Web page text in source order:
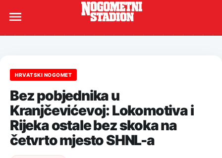
HRVATSKI NOGOMET
Bez pobjednika u
Kranjčevićevoj: Lokomotiva i
Rijeka ostale bez skoka na
četvrto mjesto SHNL-a